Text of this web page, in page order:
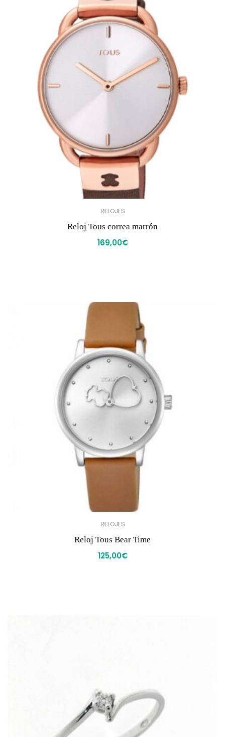
RELOJES
Reloj Tous correa marrón
169,00€
RELOJES
Reloj Tous Bear Time
125,00€